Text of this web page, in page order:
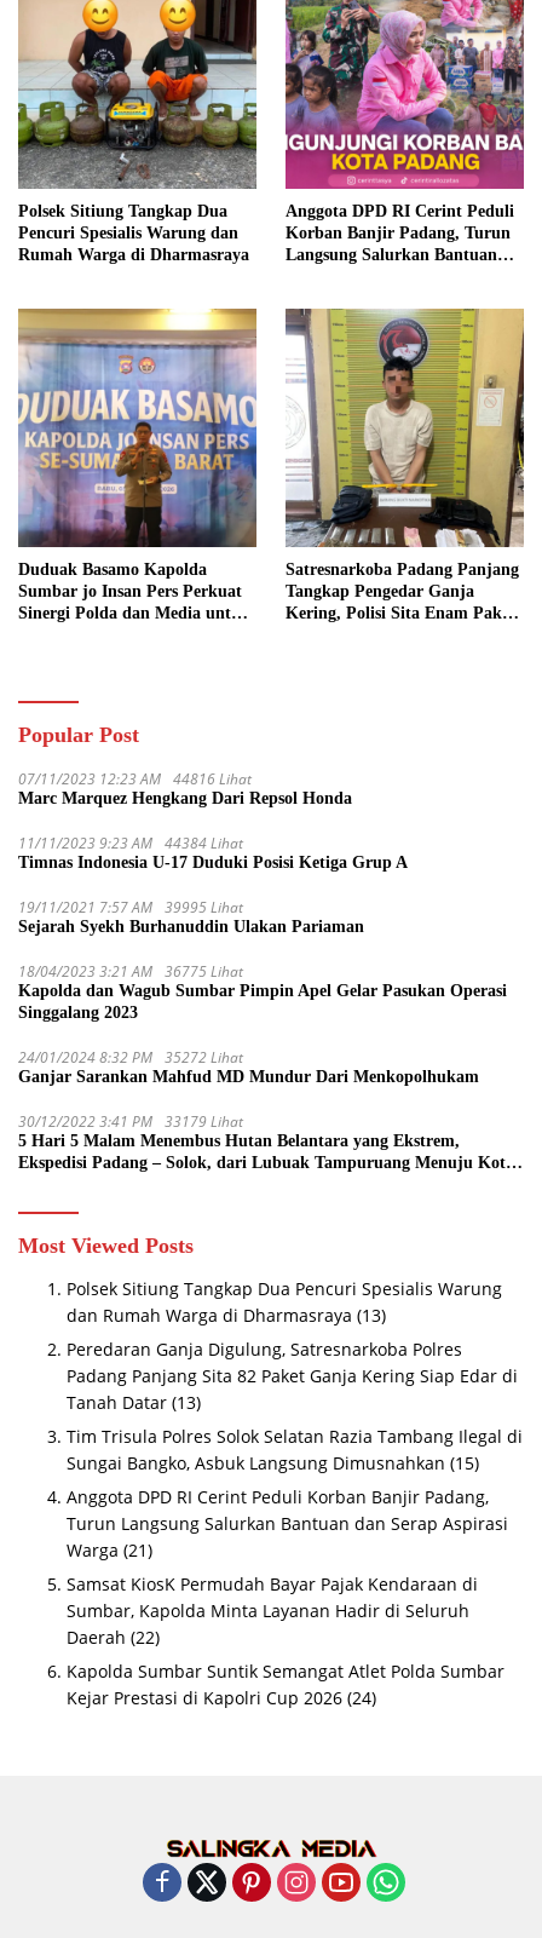
Polsek Sitiung Tangkap Dua
Pencuri Spesialis Warung dan
Rumah Warga di Dharmasraya
Anggota DPD RI Cerint Peduli
Korban Banjir Padang, Turun
Langsung Salurkan Bantuan
Duduak Basamo Kapolda
Sumbar jo Insan Pers Perkuat
Sinergi Polda dan Media untuk
Satresnarkoba Padang Panjang
Tangkap Pengedar Ganja
Kering, Polisi Sita Enam Paket
Popular Post
07/11/2023 12:23 AM 44816 Lihat
Marc Marquez Hengkang Dari Repsol Honda
11/11/2023 9:23 AM 44384 Lihat
Timnas Indonesia U-17 Duduki Posisi Ketiga Grup A
19/11/2021 7:57 AM 39995 Lihat
Sejarah Syekh Burhanuddin Ulakan Pariaman
18/04/2023 3:21 AM 36775 Lihat
Kapolda dan Wagub Sumbar Pimpin Apel Gelar Pasukan Operasi
Singgalang 2023
24/01/2024 8:32 PM 35272 Lihat
Ganjar Sarankan Mahfud MD Mundur Dari Menkopolhukam
30/12/2022 3:41 PM 33179 Lihat
5 Hari 5 Malam Menembus Hutan Belantara yang Ekstrem,
Ekspedisi Padang – Solok, dari Lubuak Tampuruang Menuju Koto
Most Viewed Posts
Polsek Sitiung Tangkap Dua Pencuri Spesialis Warung
dan Rumah Warga di Dharmasraya (13)
Peredaran Ganja Digulung, Satresnarkoba Polres
Padang Panjang Sita 82 Paket Ganja Kering Siap Edar di
Tanah Datar (13)
Tim Trisula Polres Solok Selatan Razia Tambang Ilegal di
Sungai Bangko, Asbuk Langsung Dimusnahkan (15)
Anggota DPD RI Cerint Peduli Korban Banjir Padang,
Turun Langsung Salurkan Bantuan dan Serap Aspirasi
Warga (21)
Samsat KiosK Permudah Bayar Pajak Kendaraan di
Sumbar, Kapolda Minta Layanan Hadir di Seluruh
Daerah (22)
Kapolda Sumbar Suntik Semangat Atlet Polda Sumbar
Kejar Prestasi di Kapolri Cup 2026 (24)